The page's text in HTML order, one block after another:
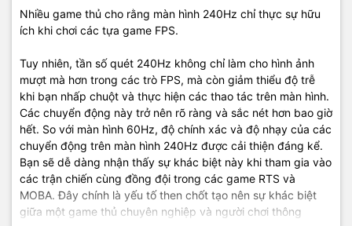
Nhiều game thủ cho rằng màn hình 240Hz chỉ thực sự hữu
ích khi chơi các tựa game FPS.
Tuy nhiên, tần số quét 240Hz không chỉ làm cho hình ảnh
mượt mà hơn trong các trò FPS, mà còn giảm thiểu độ trễ
khi bạn nhấp chuột và thực hiện các thao tác trên màn hình.
Các chuyển động này trở nên rõ ràng và sắc nét hơn bao giờ
hết. So với màn hình 60Hz, độ chính xác và độ nhạy của các
chuyển động trên màn hình 240Hz được cải thiện đáng kể.
Bạn sẽ dễ dàng nhận thấy sự khác biệt này khi tham gia vào
các trận chiến cùng đồng đội trong các game RTS và
MOBA. Đây chính là yếu tố then chốt tạo nên sự khác biệt
giữa một game thủ chuyên nghiệp và người chơi thông